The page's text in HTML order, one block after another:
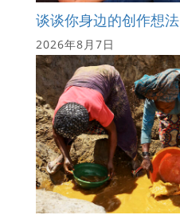
谈谈你身边的创作想法
2026年8月7日